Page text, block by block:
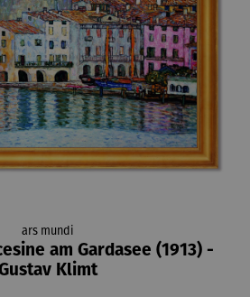
ars mundi
am Gardasee (1913) -
Klimt